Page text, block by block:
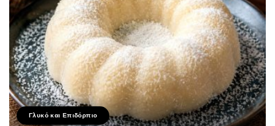
Γλυκό και Επιδόρπιο